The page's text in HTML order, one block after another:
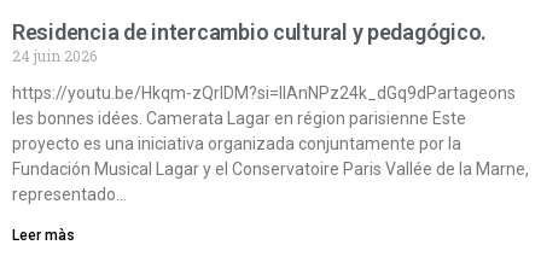
Residencia de intercambio cultural y pedagógico.
24 juin 2026
https://youtu.be/Hkqm-zQrIDM?si=IIAnNPz24k_dGq9dPartageons
les bonnes idées. Camerata Lagar en région parisienne Este
proyecto es una iniciativa organizada conjuntamente por la
Fundación Musical Lagar y el Conservatoire Paris Vallée de la Marne,
representado…
Leer màs